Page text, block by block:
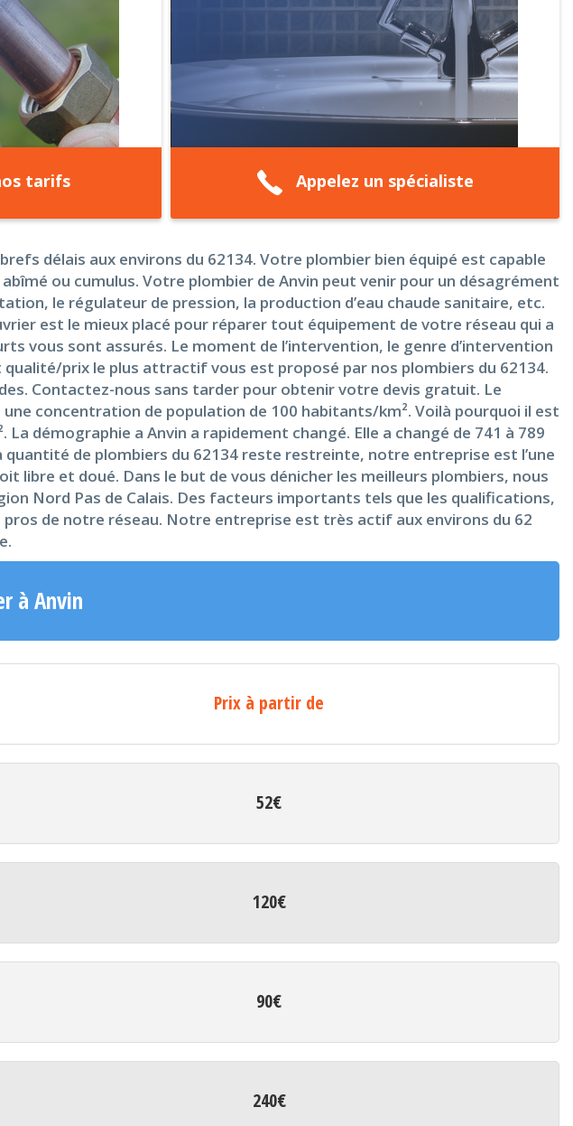
tarifs Appelez un spécialiste
délais aux environs du 62134. Votre plombier bien équipé est capable
ou cumulus. Votre plombier de Anvin peut venir pour un désagrément
le régulateur de pression, la production d’eau chaude sanitaire, etc.
est le mieux placé pour réparer tout équipement de votre réseau qui a
vous sont assurés. Le moment de l’intervention, le genre d’intervention
prix le plus attractif vous est proposé par nos plombiers du 62134.
Contactez-nous sans tarder pour obtenir votre devis gratuit. Le
concentration de population de 100 habitants/km². Voilà pourquoi il est
démographie a Anvin a rapidement changé. Elle a changé de 741 à 789
de plombiers du 62134 reste restreinte, notre entreprise est l’une
libre et doué. Dans le but de vous dénicher les meilleurs plombiers, nous
Nord Pas de Calais. Des facteurs importants tels que les qualifications,
de notre réseau. Notre entreprise est très actif aux environs du 62
à Anvin
Prix à partir de
52€
120€
90€
240€